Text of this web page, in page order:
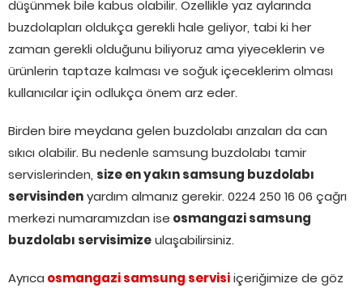
düşünmek bile kabus olabilir. Özellikle yaz aylarında
buzdolapları oldukça gerekli hale geliyor, tabi ki her
zaman gerekli olduğunu biliyoruz ama yiyeceklerin ve
ürünlerin taptaze kalması ve soğuk içeceklerim olması
kullanıcılar için odlukça önem arz eder.
Birden bire meydana gelen buzdolabı arızaları da can
sıkıcı olabilir. Bu nedenle samsung buzdolabı tamir
servislerinden, size en yakın samsung buzdolabı
servisindenyardım almanız gerekir. 0224 250 16 06 çağrı
merkezi numaramızdan ise osmangazi samsung
buzdolabı servisimizeulaşabilirsiniz.
Ayrıca osmangazi samsung servisiiçeriğimize de göz